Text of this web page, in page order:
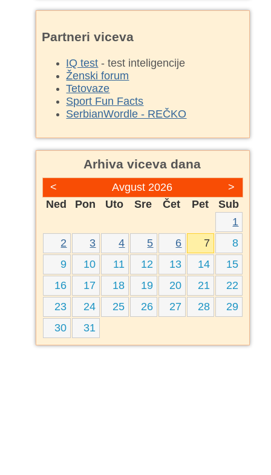
Partneri viceva
IQ test - test inteligencije
Ženski forum
Tetovaze
Sport Fun Facts
SerbianWordle - REČKO
Arhiva viceva dana
< >
Avgust 2026
Ned
Pon Uto Sre Čet Pet
Sub
1
2
3 4 5 6 7
8
9
10 11 12 13 14
15
16
17 18 19 20 21
22
23
24 25 26 27 28
29
30
31